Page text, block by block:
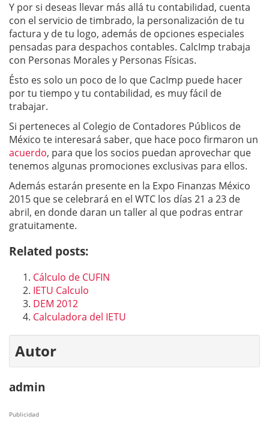
Y por si deseas llevar más allá tu contabilidad, cuenta
con el servicio de timbrado, la personalización de tu
factura y de tu logo, además de opciones especiales
pensadas para despachos contables. CalcImp trabaja
con Personas Morales y Personas Físicas.
Ésto es solo un poco de lo que CacImp puede hacer
por tu tiempo y tu contabilidad, es muy fácil de
trabajar.
Si perteneces al Colegio de Contadores Públicos de
México te interesará saber, que hace poco firmaron un
acuerdo, para que los socios puedan aprovechar que
tenemos algunas promociones exclusivas para ellos.
Además estarán presente en la Expo Finanzas México
2015 que se celebrará en el WTC los días 21 a 23 de
abril, en donde daran un taller al que podras entrar
gratuitamente.
Related posts:
Cálculo de CUFIN
IETU Calculo
DEM 2012
Calculadora del IETU
Autor
admin
Publicidad